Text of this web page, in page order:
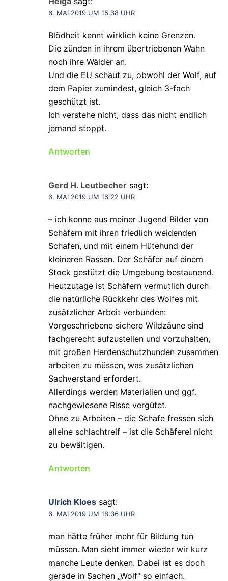
6. MAI 2019 UM 15:38 UHR
Blödheit kennt wirklich keine Grenzen.
Die zünden in ihrem übertriebenen Wahn
noch ihre Wälder an.
Und die EU schaut zu, obwohl der Wolf, auf
dem Papier zumindest, gleich 3-fach
geschützt ist.
Ich verstehe nicht, dass das nicht endlich
jemand stoppt.
Antworten
Gerd H. Leutbecher sagt:
6. MAI 2019 UM 16:22 UHR
– ich kenne aus meiner Jugend Bilder von
Schäfern mit ihren friedlich weidenden
Schafen, und mit einem Hütehund der
kleineren Rassen. Der Schäfer auf einem
Stock gestützt die Umgebung bestaunend.
Heutzutage ist Schäfern vermutlich durch
die natürliche Rückkehr des Wolfes mit
zusätzlicher Arbeit verbunden:
Vorgeschriebene sichere Wildzäune sind
fachgerecht aufzustellen und vorzuhalten,
mit großen Herdenschutzhunden zusammen
arbeiten zu müssen, was zusätzlichen
Sachverstand erfordert.
Allerdings werden Materialien und ggf.
nachgewiesene Risse vergütet.
Ohne zu Arbeiten – die Schafe fressen sich
alleine schlachtreif – ist die Schäferei nicht
zu bewältigen.
Antworten
Ulrich Kloes sagt:
6. MAI 2019 UM 18:36 UHR
man hätte früher mehr für Bildung tun
müssen. Man sieht immer wieder wir kurz
manche Leute denken. Dabei ist es doch
gerade in Sachen „Wolf“ so einfach.